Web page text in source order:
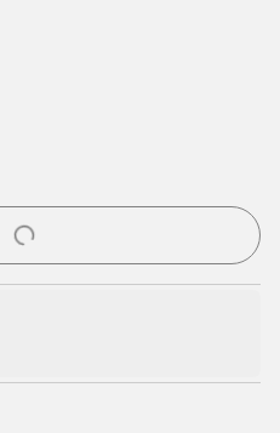
eller tilmelde dig som medlem